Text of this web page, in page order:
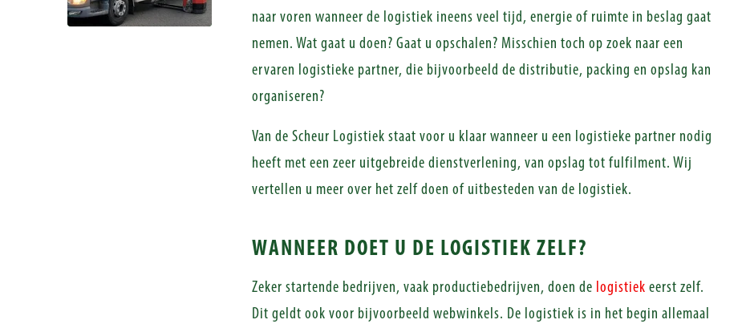
naar voren wanneer de logistiek ineens veel tijd, energie of ruimte in beslag gaat
nemen. Wat gaat u doen? Gaat u opschalen? Misschien toch op zoek naar een
ervaren logistieke partner, die bijvoorbeeld de distributie, packing en opslag kan
organiseren?
Van de Scheur Logistiek staat voor u klaar wanneer u een logistieke partner nodig
heeft met een zeer uitgebreide dienstverlening, van opslag tot fulfilment. Wij
vertellen u meer over het zelf doen of uitbesteden van de logistiek.
WANNEER DOET U DE LOGISTIEK ZELF?
Zeker startende bedrijven, vaak productiebedrijven, doen de logistiek eerst zelf.
Dit geldt ook voor bijvoorbeeld webwinkels. De logistiek is in het begin allemaal